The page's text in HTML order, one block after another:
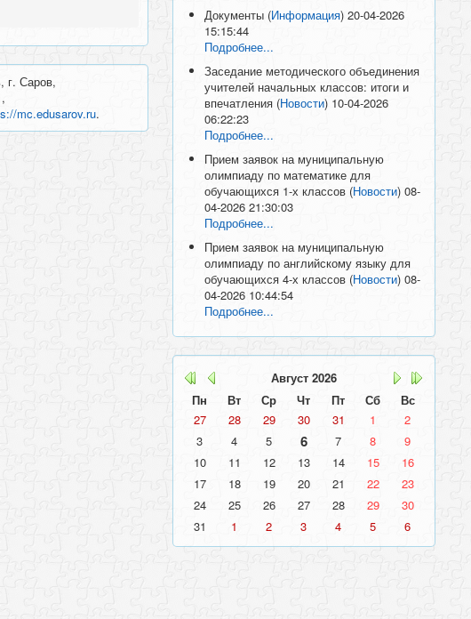
г. Саров,
mc.edusarov.ru.
Документы (Информация)20-04-2026
15:15:44
Подробнее...
Заседание методического объединения
учителей начальных классов: итоги и
впечатления (Новости) 10-04-2026
06:22:23
Подробнее...
Прием заявок на муниципальную
олимпиаду по математике для
обучающихся 1-х классов (Новости)08-
04-2026 21:30:03
Подробнее...
Прием заявок на муниципальную
олимпиаду по английскому языку для
обучающихся 4-х классов (Новости)08-
04-2026 10:44:54
Подробнее...
Август 2026
Пн
Вт Ср Чт Пт Сб
Вс
27
28 29 30 31 1
2
3
4 5 6 7 8
9
10
11 12 13 14 15
16
17
18 19 20 21 22
23
24
25 26 27 28 29
30
31
1 2 3 4 5 6